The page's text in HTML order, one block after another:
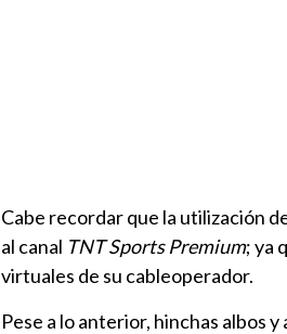
Cabe recordar que la utilización
al canal TNT Sports Premium; ya
virtuales de su cableoperador.
Pese a lo anterior, hinchas albos